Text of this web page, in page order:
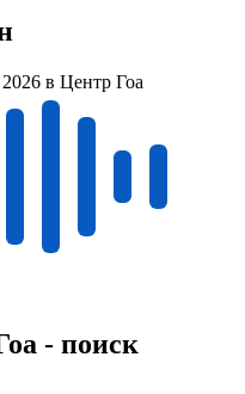
в Центр Гоа
- поиск